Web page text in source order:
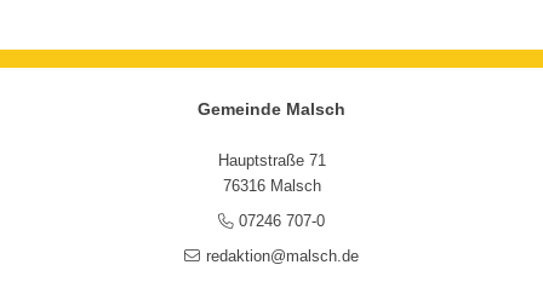
Gemeinde Malsch
Hauptstraße 71
76316 Malsch
07246 707-0
redaktion@malsch.de